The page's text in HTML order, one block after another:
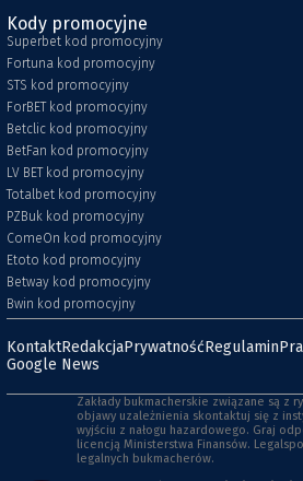
Kody promocyjne
Superbet kod promocyjny
Fortuna kod promocyjny
STS kod promocyjny
ForBET kod promocyjny
Betclic kod promocyjny
BetFan kod promocyjny
LV BET kod promocyjny
Totalbet kod promocyjny
PZBuk kod promocyjny
ComeOn kod promocyjny
Etoto kod promocyjny
Betway kod promocyjny
Bwin kod promocyjny
KontaktRedakcjaPrywatnośćRegulamin
Google News
Zakłady bukmacherskie związane są z
objawy uzależnienia skontaktuj się z
wyjściu z nałogu hazardowego. Graj
licencją Ministerstwa Finansów.
legalnych bukmacherów.